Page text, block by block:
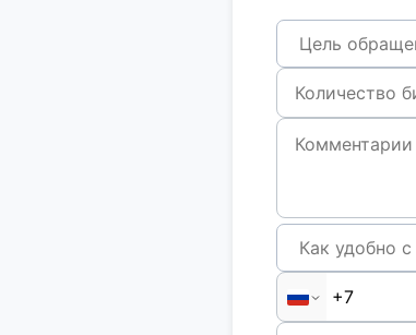
Цель
Как удобно